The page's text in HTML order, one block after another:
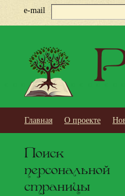
e-mail
Главная О проекте
Поиск
персональной
страницы